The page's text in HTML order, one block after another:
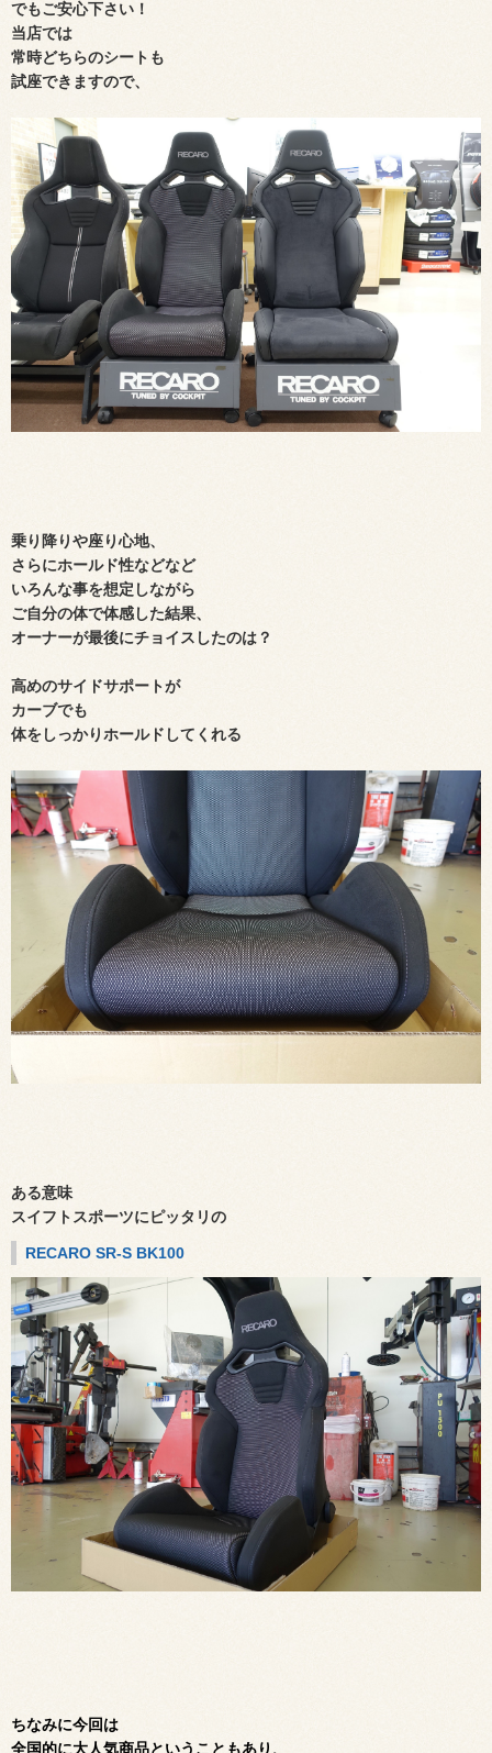
でもご安心下さい！
当店では
常時どちらのシートも
試座できますので、
乗り降りや座り心地、
さらにホールド性などなど
いろんな事を想定しながら
ご自分の体で体感した結果、
オーナーが最後にチョイスしたのは？
高めのサイドサポートが
カーブでも
体をしっかりホールドしてくれる
ある意味
スイフトスポーツにピッタリの
RECARO SR-S BK100
ちなみに今回は
全国的に大人気商品ということもあり、